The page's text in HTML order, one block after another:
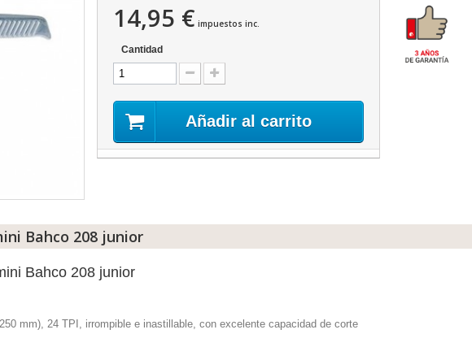
14,95 € impuestos inc.
Cantidad
Añadir al carrito
Bahco 208 junior
Bahco 208 junior
mm), 24 TPI, irrompible e inastillable, con excelente capacidad de corte